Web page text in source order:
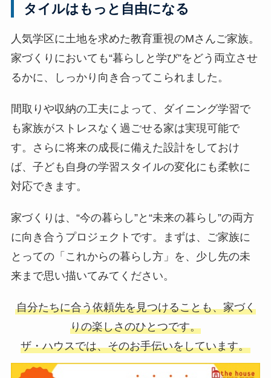
タイルはもっと自由になる
人気学区に土地を求めた教育重視のMさんご家族。
家づくりにおいても“暮らしと学び”をどう両立させ
るかに、しっかり向き合ってこられました。
間取りや収納の工夫によって、ダイニング学習で
も家族がストレスなく過ごせる家は実現可能で
す。さらに将来の成長に備えた設計をしておけ
ば、子ども自身の学習スタイルの変化にも柔軟に
対応できます。
家づくりは、“今の暮らし”と“未来の暮らし”の両方
に向き合うプロジェクトです。まずは、ご家族に
とっての「これからの暮らし方」を、少し先の未
来まで思い描いてみてください。
自分たちに合う依頼先を見つけることも、家づく
りの楽しさのひとつです。
ザ・ハウスでは、そのお手伝いをしています。